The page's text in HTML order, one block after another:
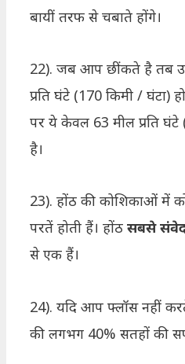
बायीं तरफ से चबाते होंगे।
22). जब आप छींकते है तब
प्रति घंटे (170 किमी / घंटा)
पर ये केवल 63 मील प्रति घंटे
है।
23). होंठ की कोशिकाओं में
परतें होती हैं। होंठ सबसे
से एक हैं।
24). यदि आप फ्लॉस नहीं
की लगभग 40% सतहों की